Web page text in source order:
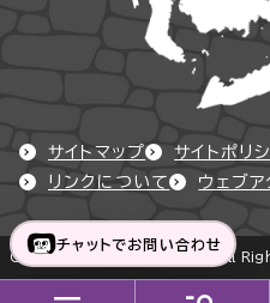
サイトマップ サイトポリ
リンクについて
ウェブア
Copyright © Okazaki City All
チャットでお問い合わせ